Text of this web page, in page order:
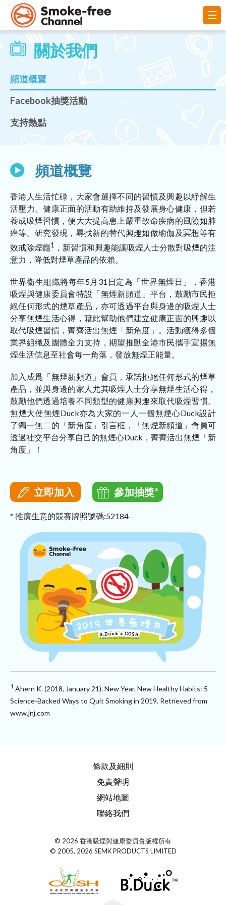
關於我們
頻道概覽
Facebook抽獎活動
支持熱點
頻道概覽
香港人生活忙碌，大家會選擇不同的習慣及興趣以紓解生
活壓力。健康正面的活動有助維持及發展身心健康，但若
養成吸煙習慣，便大大提高患上嚴重致命疾病的風險如肺
癌等。研究發現，尋找新的替代興趣如做瑜伽及冥想等有
效戒除煙癮1
，新習慣和興趣能讓吸煙人士分散對吸煙的注
意力，降低對煙草產品的依賴。
世界衞生組織將每年5月31日定為「世界無煙日」，香港
吸煙與健康委員會特設「無煙新頻道」平台，鼓勵市民拒
絕任何形式的煙草產品，亦可透過平台與身邊的吸煙人士
分享無煙生活心得，藉此幫助他們建立健康正面的興趣以
取代吸煙習慣，齊齊活出無煙「新角度」。活動獲得多個
業界組織及團體全力支持，期望推動全港市民攜手宣揚無
煙生活信息至社會每一角落，發放無煙正能量。
加入成爲「無煙新頻道」會員，承諾拒絕任何形式的煙草
產品，並與身邊的家人尤其吸煙人士分享無煙生活心得，
鼓勵他們透過培養不同類型的健康興趣來取代吸煙習慣。
無煙大使無煙Duck亦為大家的一人一個無煙心Duck設計
了獨一無二的「新角度」引言框，「無煙新頻道」會員可
透過社交平台分享自己的無煙心Duck，齊齊活出無煙「新
角度」！
立即加入 參加抽獎*
* 推廣生意的競賽牌照號碼:52184
1 Ahern K. (2018, January 21). New Year, New Healthy Habits: 5
Science-Backed Ways to Quit Smoking in 2019. Retrieved from
www.jnj.com
條款及細則
免責聲明
網站地圖
聯絡我們
© 2026 香港吸煙與健康委員會版權所有
© 2005, 2026 SEMK PRODUCTS LIMITED